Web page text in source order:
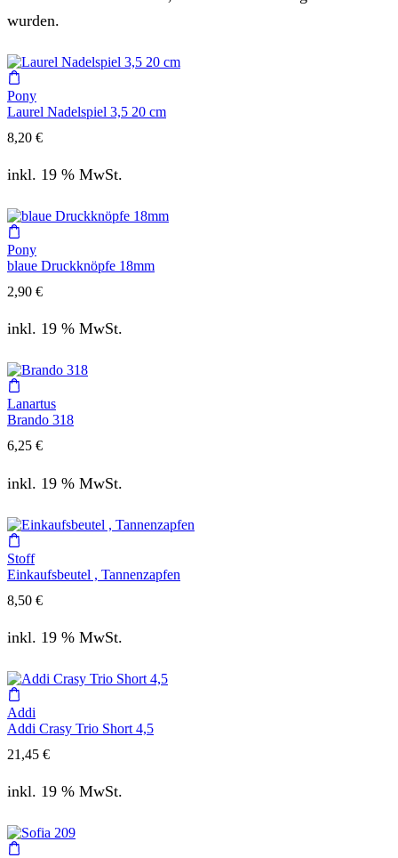
wurden.
Pony
Laurel Nadelspiel 3,5 20 cm
8,20 €
inkl. 19 % MwSt.
Pony
blaue Druckknöpfe 18mm
2,90 €
inkl. 19 % MwSt.
Lanartus
Brando 318
6,25 €
inkl. 19 % MwSt.
Stoff
Einkaufsbeutel , Tannenzapfen
8,50 €
inkl. 19 % MwSt.
Addi
Addi Crasy Trio Short 4,5
21,45 €
inkl. 19 % MwSt.